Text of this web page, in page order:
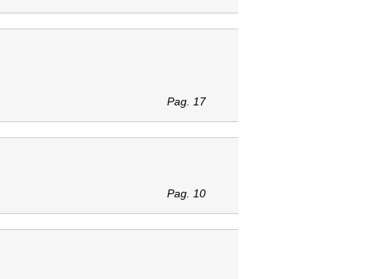
Pag. 17
Pag. 10